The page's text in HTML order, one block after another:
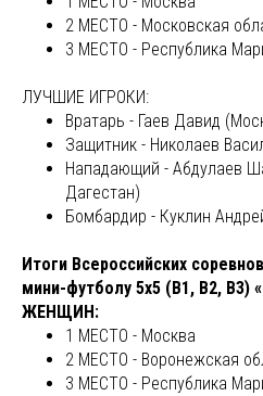
2 МЕСТО ⁠- Московская
3 МЕСТО - Республика
ЛУЧШИЕ ИГРОКИ:
Вратарь - Гаев Давид
Защитник - Николаев
Нападающий - Абдулаев
Дагестан)
Бомбардир - Куклин
Итоги Всероссийских
мини-футболу 5х5 (В1, В2, В3)
ЖЕНЩИН:
1 МЕСТО - Москва
2 МЕСТО ⁠- Воронежская
3 МЕСТО⁠ - Республика